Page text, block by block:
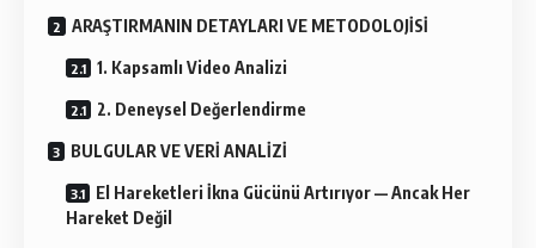
ARAŞTIRMANIN DETAYLARI VE METODOLOJİSİ
1. Kapsamlı Video Analizi
2. Deneysel Değerlendirme
BULGULAR VE VERİ ANALİZİ
El Hareketleri İkna Gücünü Artırıyor — Ancak Her
Hareket Değil